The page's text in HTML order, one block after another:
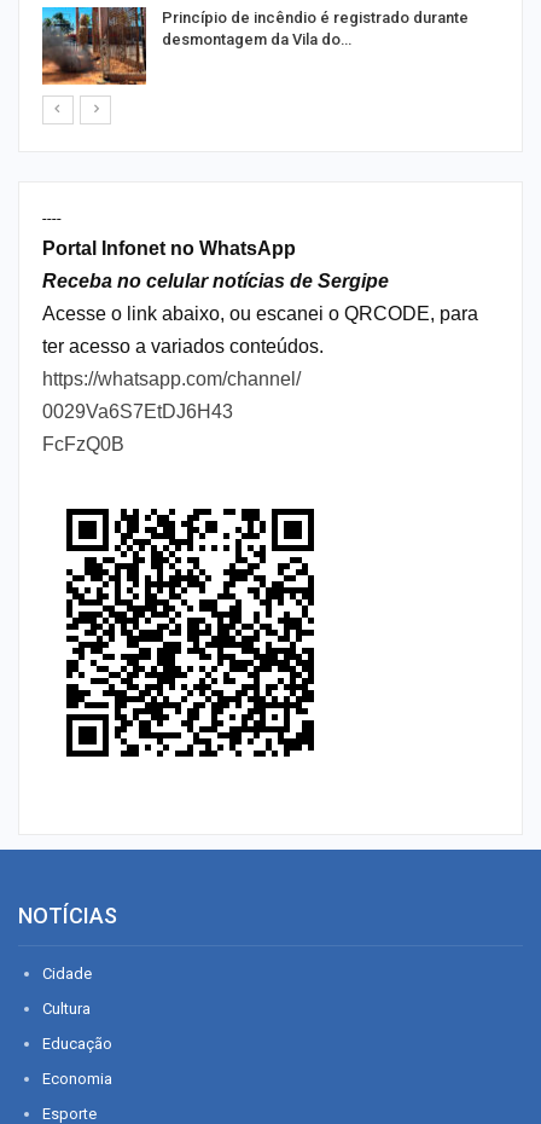
Princípio de incêndio é registrado durante
desmontagem da Vila do…
----
Portal Infonet no WhatsApp
Receba no celular notícias de Sergipe
Acesse o link abaixo, ou escanei o QRCODE, para
ter acesso a variados conteúdos.
https://whatsapp.com/channel/
0029Va6S7EtDJ6H43
FcFzQ0B
NOTÍCIAS
Cidade
Cultura
Educação
Economia
Esporte